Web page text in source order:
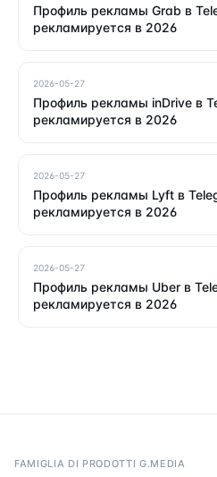
Профиль рекламы Grab в
рекламируется в 2026
2026-05-27
Профиль рекламы inDrive в
рекламируется в 2026
2026-05-27
Профиль рекламы Lyft в
рекламируется в 2026
2026-05-27
Профиль рекламы Uber в
рекламируется в 2026
FAMIGLIA DI PRODOTTI G.MEDIA